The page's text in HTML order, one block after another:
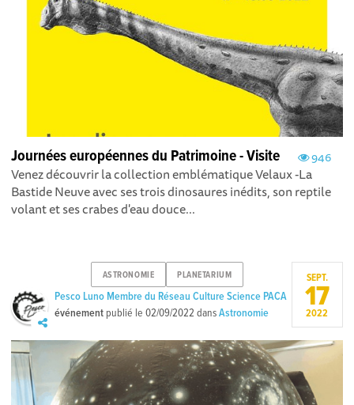
946
Journées européennes du Patrimoine - Visite
Venez découvrir la collection emblématique Velaux -La
Bastide Neuve avec ses trois dinosaures inédits, son reptile
volant et ses crabes d'eau douce...
ASTRONOMIE PLANETARIUM
Pesco Luno Membre du Réseau Culture Science PACA
événement publié le02/09/2022 dansAstronomie
SEPT.
17
2022